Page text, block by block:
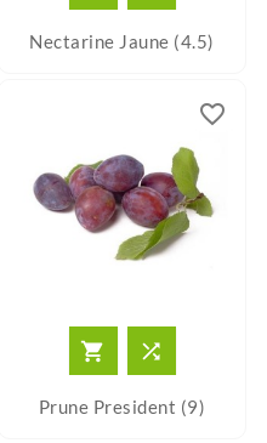
Nectarine Jaune (4.5)
 
Prune President (9)
favorite_border